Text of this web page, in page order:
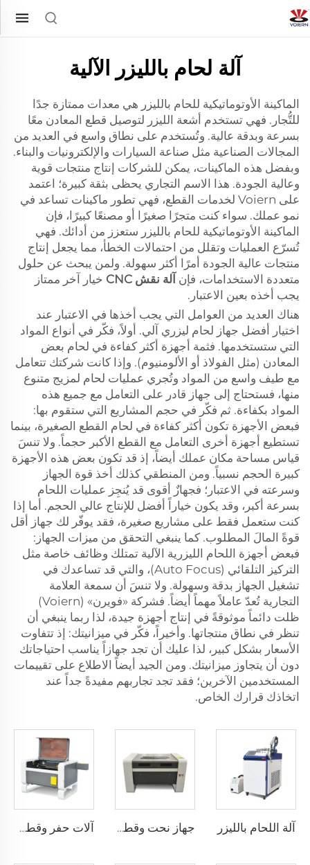
آلة لحام بالليزر الآلية
الماكينة الأوتوماتيكية للحام بالليزر هي معدات ممتازة جدًا
للتُّجار. فهي تستخدم أشعة الليزر لتوصيل قطع المعادن معًا
بسرعة وبدقة عالية. وتُستخدم على نطاق واسع في العديد من
المجالات الصناعية مثل صناعة السيارات والإلكترونيات والبناء.
وبفضل هذه الماكينات، يمكن للشركات إنتاج منتجات قوية
وعالية الجودة. هذا الاسم التجاري يحظى بثقة كبيرة؛ اعتمد
على Voiern لخدمات القطع، فهي تطور ماكينات تساعد في
نمو عملك. سواء كنت متجرًا صغيرًا أو مصنعًا كبيرًا، فإن
الماكينة الأوتوماتيكية للحام بالليزر ستعزز من أدائك. فهي
تُسرّع العمليات وتقلل من احتمالات الخطأ، مما يجعل إنتاج
منتجات عالية الجودة أمرًا أكثر سهولة. ولمن يبحث عن حلول
متعددة الاستخدامات، فإن آلة نقش CNC
خيار آخر ممتاز
يجب أخذه بعين الاعتبار.
هناك العديد من العوامل التي يجب أخذها في الاعتبار عند
اختيار أفضل جهاز لحام ليزري آلي. أولاً، فكّر في أنواع المواد
التي ستستخدمها. فثمة أجهزة أكثر كفاءة في لحام بعض
المعادن (مثل الفولاذ أو الألومنيوم). وإذا كانت شركتك تتعامل
مع طيف واسع من المواد وتُجري عمليات لحام لمزيج متنوع
منها، فستحتاج إلى جهاز قادر على التعامل مع جميع هذه
المواد بكفاءة. ثم فكّر في حجم المشاريع التي ستقوم بها:
فبعض الأجهزة تكون أكثر كفاءة في لحام القطع الصغيرة، بينما
تستطيع أجهزة أخرى التعامل مع القطع الأكبر حجماً. ولا تنسَ
قياس مساحة مكان عملك أيضاً، إذ قد تكون بعض هذه الأجهزة
كبيرة الحجم نسبياً. ومن المنطقي كذلك أخذ قوة الجهاز
وسرعته في الاعتبار؛ فجهازٌ أقوى قد يُنجِز عمليات اللحام
بسرعة أكبر، وقد يكون خياراً أفضل للإنتاج عالي الحجم. أما إذا
كنت ستعمل فقط على مشاريع صغيرة، فقد يوفّر لك جهاز أقل
قوةً المالَ المطلوب. كما ينبغي التحقق من ميزات الجهاز:
فبعض أجهزة اللحام الليزرية الآلية تمتلك وظائف خاصة مثل
التركيز التلقائي (Auto Focus)، والتي قد تساعدك في
تشغيل الجهاز بدقة وسهولة. ولا تنسَ أن سمعة العلامة
التجارية تُعدّ عاملاً مهماً أيضاً. فشركة «فويرن» (Voiern)
ظلت دائماً موثوقةً في إنتاج أجهزة جيدة، لذا ربما ينبغي أن
تنظر في نطاق منتجاتها. وأخيراً، فكّر في ميزانيتك: إذ تتفاوت
الأسعار بشكل كبير، لذا عليك أن تجد جهازاً يناسب احتياجاتك
دون أن يتجاوز ميزانيتك. ومن الجيد أيضاً الاطلاع على تقييمات
المستخدمين الآخرين؛ فقد تجد تجاربهم مفيدةً جداً عند
اتخاذك قرارك الخاص.
آلة اللحام بالليزر جهاز نحت وقطع بالليزر 9060 آلات حفر وقطع بالليزر 7050